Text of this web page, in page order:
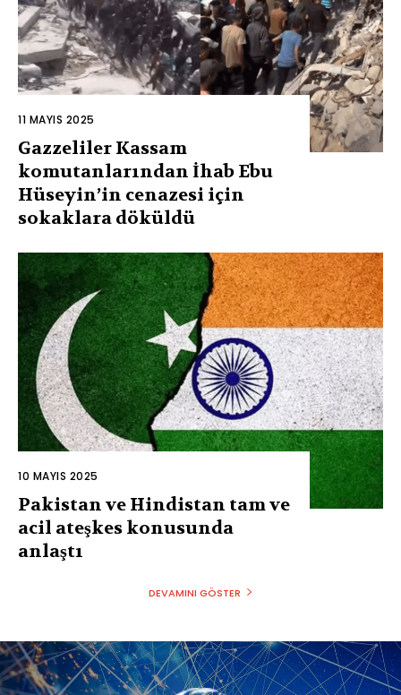
11 MAYIS 2025
Gazzeliler Kassam
komutanlarından İhab Ebu
Hüseyin’in cenazesi için
sokaklara döküldü
10 MAYIS 2025
Pakistan ve Hindistan tam ve
acil ateşkes konusunda
anlaştı
DEVAMINI GÖSTER